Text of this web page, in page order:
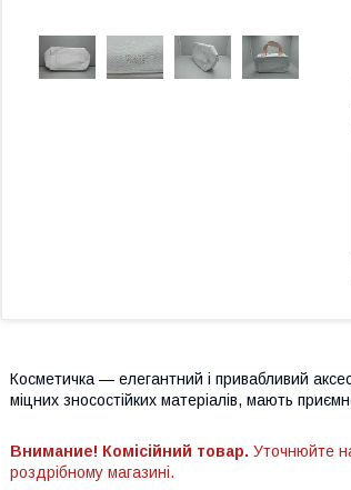
Косметичка — елегантний і привабливий
міцних зносостійких матеріалів, мають
Внимание! Комісійний товар. Уточнюйте
роздрібному магазині.